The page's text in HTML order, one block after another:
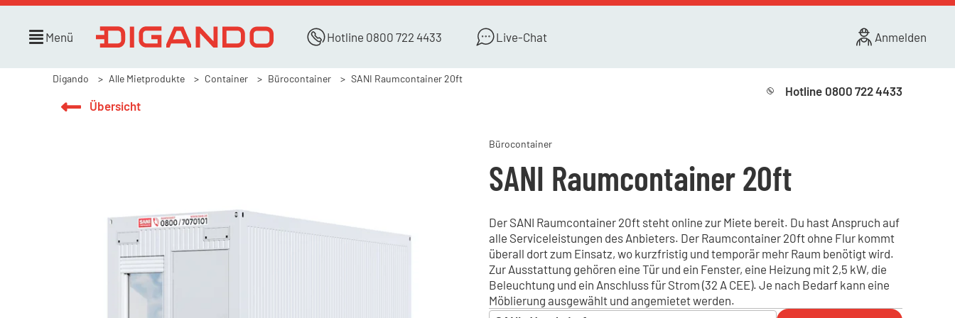
Menü Hotline 0800 722 4433 Live-Chat Anmelden
Digando Alle Mietprodukte Container Bürocontainer SANI Raumcontainer 20ft
Übersicht
Hotline 0800 722 4433
Bürocontainer
SANI Raumcontainer 20ft
Der SANI Raumcontainer 20ft steht online zur Miete bereit. Du hast Anspruch auf
alle Serviceleistungen des Anbieters. Der Raumcontainer 20ft ohne Flur kommt
überall dort zum Einsatz, wo kurzfristig und temporär mehr Raum benötigt wird.
Zur Ausstattung gehören eine Tür und ein Fenster, eine Heizung mit 2,5 kW, die
Beleuchtung und ein Anschluss für Strom (32 A CEE). Je nach Bedarf kann eine
Möblierung ausgewählt und angemietet werden.